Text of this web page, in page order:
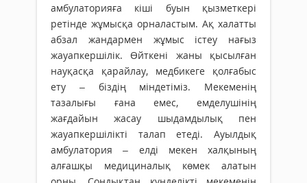
амбулаторияға кіші буын қызметкері
ретінде жұмысқа орналастым. Ақ халатты
абзал жандармен жұмыс істеу нағыз
жауапкершілік. Өйт­кені жаны қысылған
науқасқа қарайлау, медбикеге қолғабыс
ету – біздің міндетіміз. Мекеменің
тазалығы ғана емес, емделушінің
жағдайын жасау шыдамдылық пен
жауапкершілікті талап етеді. Ауылдық
амбулатория – елді мекен хал­қының
алғашқы меди­циналық көмек алатын